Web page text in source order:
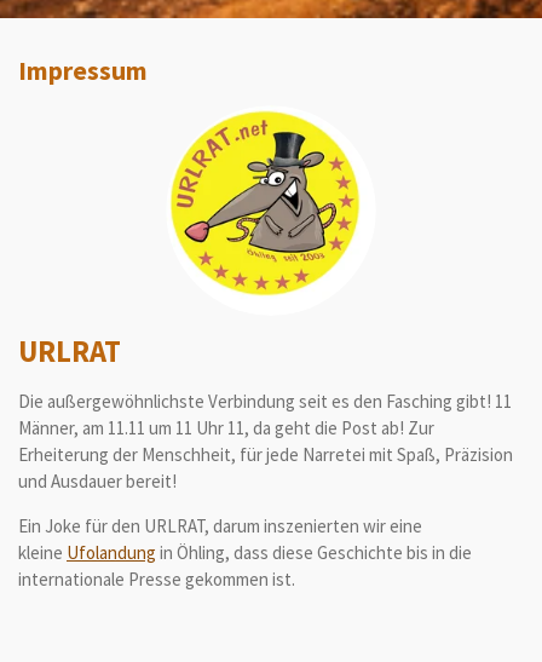
Impressum
URLRAT
Die außergewöhnlichste Verbindung seit es den Fasching gibt! 11
Männer, am 11.11 um 11 Uhr 11, da geht die Post ab! Zur
Erheiterung der Menschheit, für jede Narretei mit Spaß, Präzision
und Ausdauer bereit!
Ein Joke für den URLRAT, darum inszenierten wir eine
kleine Ufolandung in Öhling, dass diese Geschichte bis in die
internationale Presse gekommen ist.